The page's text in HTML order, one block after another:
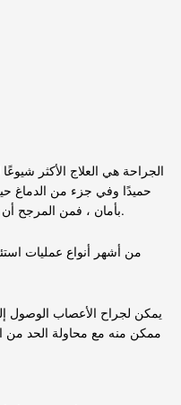
الجراحة هي العلاج الأكثر
حميدًا وفي جزء من الدماغ
بأمان ، فمن المرجح أن تكون الجراحة هي العلاج الضروري الوحيد.
من أشهر أنواع عمليات
ممكن منه مع محاولة الحد من